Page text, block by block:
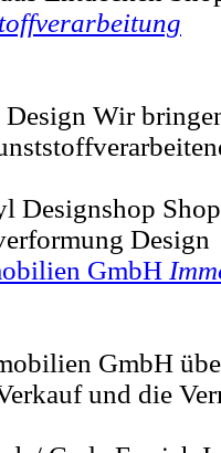
Design Wir
Designshop
Design
GmbH
GmbH
und die